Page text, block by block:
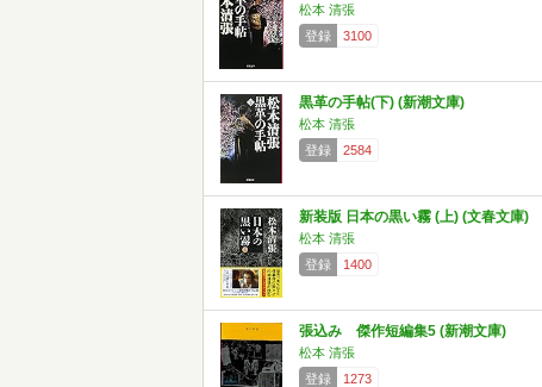
松本 清張
登録
3100
黒革の手帖(下) (新潮文庫)
松本 清張
登録
2584
新装版 日本の黒い霧 (上) (文春文庫)
松本 清張
登録
1400
張込み 傑作短編集5 (新潮文庫)
松本 清張
登録
1273